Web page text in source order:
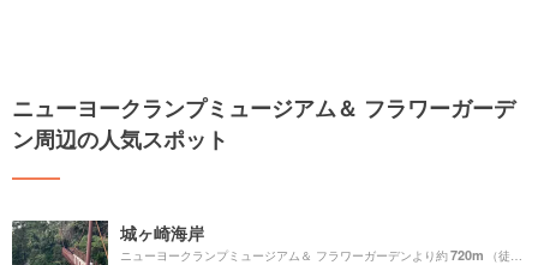
ニューヨークランプミュージアム＆ フラワーガーデ
ン周辺の人気スポット
城ヶ崎海岸
ニューヨークランプミュージアム＆ フラワーガーデンより約720m （徒歩13分）